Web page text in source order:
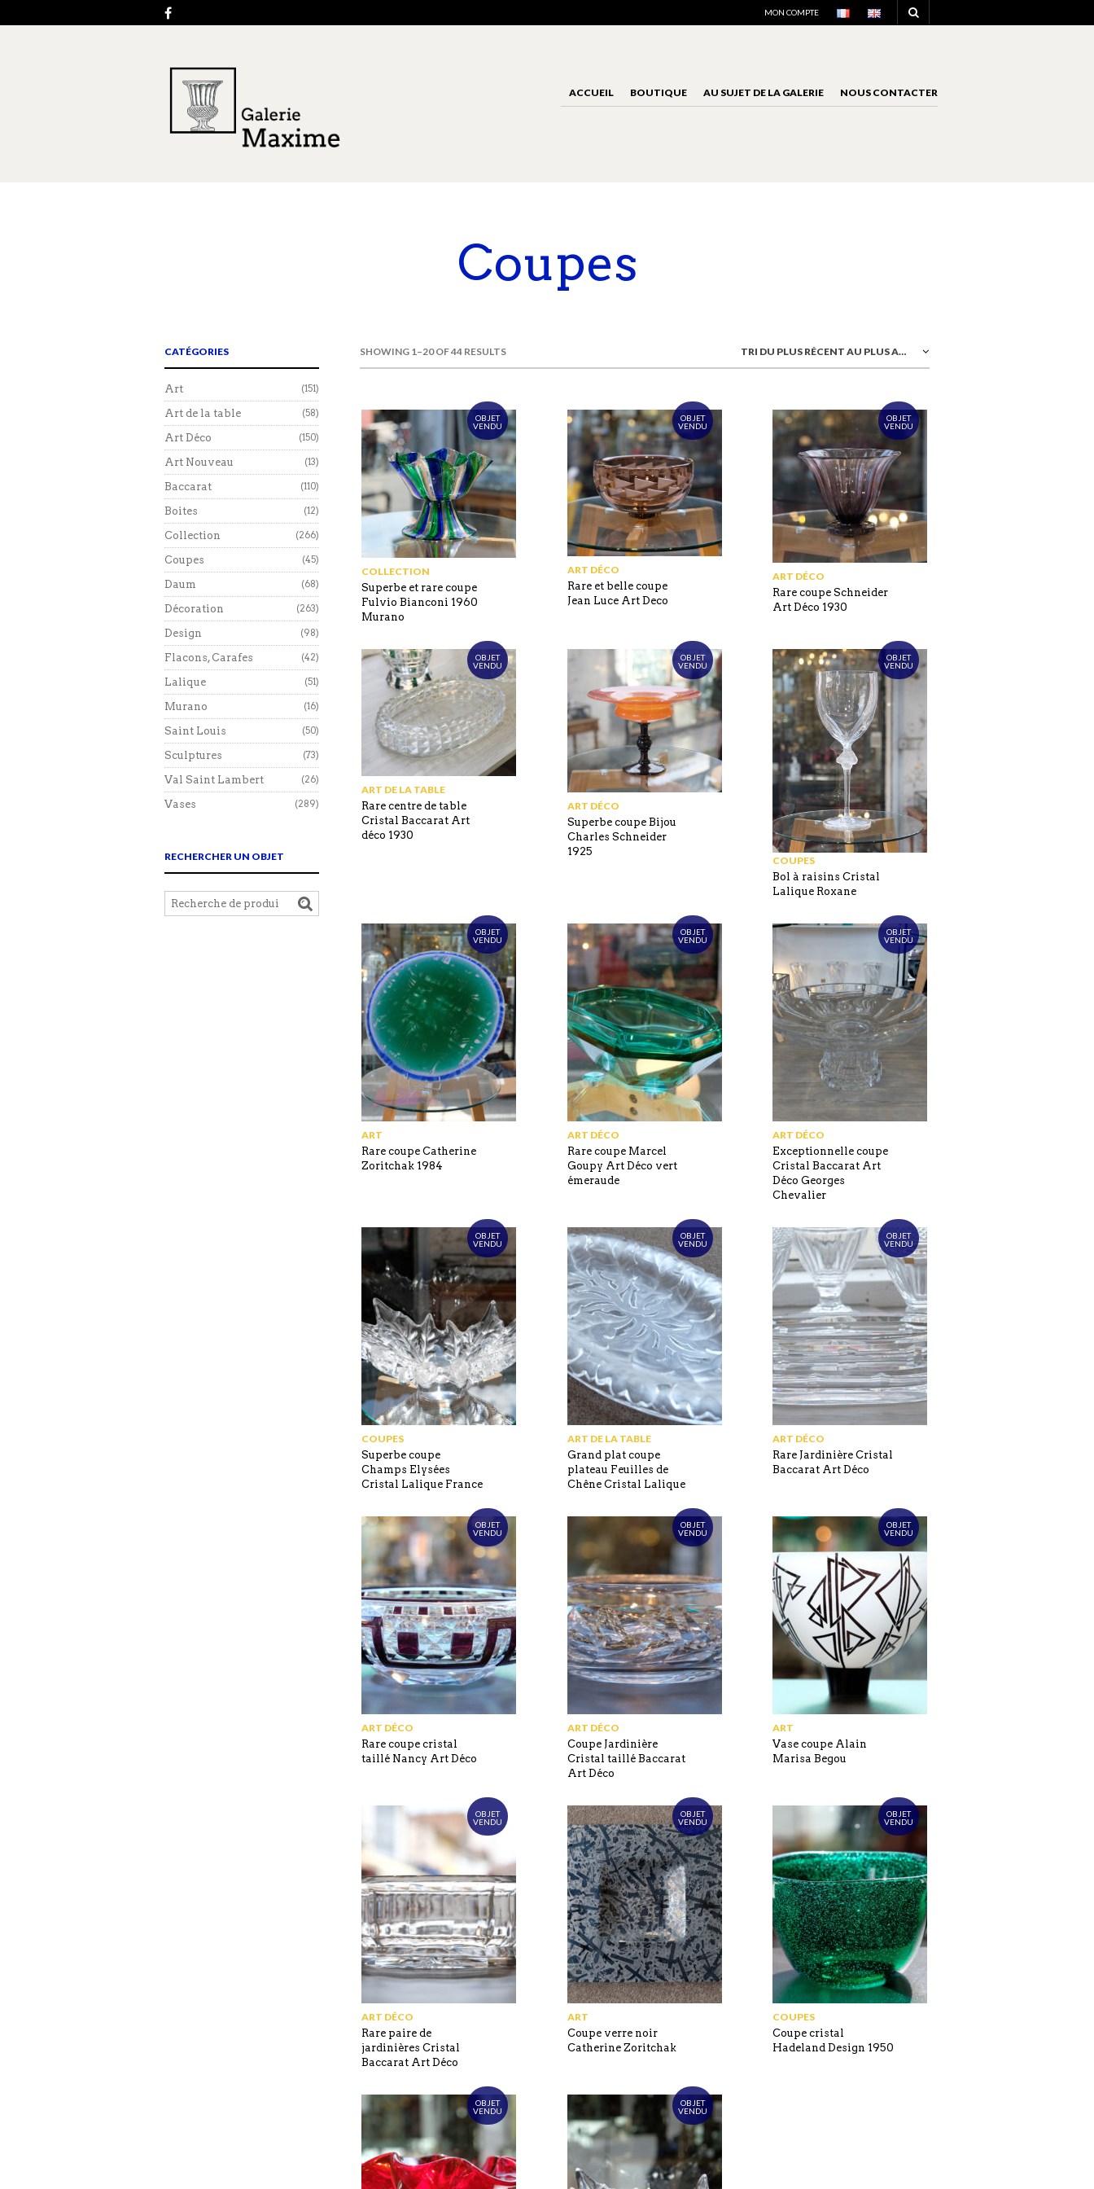
MON COMPTE
ACCUEIL BOUTIQUE AU SUJET DE LA GALERIE NOUS CONTACTER
Coupes
SHOWING 1–20 OF 44 RESULTS TRI DU PLUS RÉCENT AU PLUS ANCIEN
OBJET
VENDU
COLLECTION
Superbe et rare coupe
Fulvio Bianconi 1960
Murano
OBJET
VENDU
ART DÉCO
Rare et belle coupe
Jean Luce Art Deco
OBJET
VENDU
ART DÉCO
Rare coupe Schneider
Art Déco 1930
OBJET
VENDU
ART DE LA TABLE
Rare centre de table
Cristal Baccarat Art
déco 1930
OBJET
VENDU
ART DÉCO
Superbe coupe Bijou
Charles Schneider
1925
OBJET
VENDU
COUPES
Bol à raisins Cristal
Lalique Roxane
OBJET
VENDU
ART
Rare coupe Catherine
Zoritchak 1984
OBJET
VENDU
ART DÉCO
Rare coupe Marcel
Goupy Art Déco vert
émeraude
OBJET
VENDU
ART DÉCO
Exceptionnelle coupe
Cristal Baccarat Art
Déco Georges
Chevalier
OBJET
VENDU
COUPES
Superbe coupe
Champs Elysées
Cristal Lalique France
OBJET
VENDU
ART DE LA TABLE
Grand plat coupe
plateau Feuilles de
Chêne Cristal Lalique
OBJET
VENDU
ART DÉCO
Rare Jardinière Cristal
Baccarat Art Déco
OBJET
VENDU
ART DÉCO
Rare coupe cristal
taillé Nancy Art Déco
OBJET
VENDU
ART DÉCO
Coupe Jardinière
Cristal taillé Baccarat
Art Déco
OBJET
VENDU
ART
Vase coupe Alain
Marisa Begou
OBJET
VENDU
ART DÉCO
Rare paire de
jardinières Cristal
Baccarat Art Déco
OBJET
VENDU
ART
Coupe verre noir
Catherine Zoritchak
OBJET
VENDU
COUPES
Coupe cristal
Hadeland Design 1950
OBJET
VENDU
OBJET
VENDU
CATÉGORIES
Art (151)
Art de la table (58)
Art Déco (150)
Art Nouveau (13)
Baccarat (110)
Boites (12)
Collection (266)
Coupes (45)
Daum (68)
Décoration (263)
Design (98)
Flacons, Carafes (42)
Lalique (51)
Murano (16)
Saint Louis (50)
Sculptures (73)
Val Saint Lambert (26)
Vases (289)
RECHERCHER UN OBJET